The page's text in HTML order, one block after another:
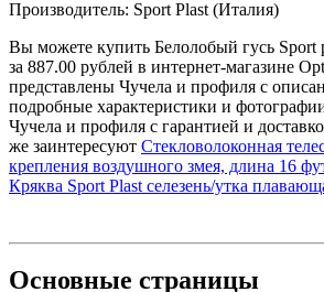
Производитель: Sport Plast (Италия)
Вы можете купить Белолобый гусь Sport
за 887.00 рублей в интернет-магазине
представлены Чучела и профиля с
подробные характеристики и
Чучела и профиля с гарантией и
же заинтересуют Стекловолоконная
крепления воздушного змея, длина 16
Кряква Sport Plast селезень/утка
Основные страницы